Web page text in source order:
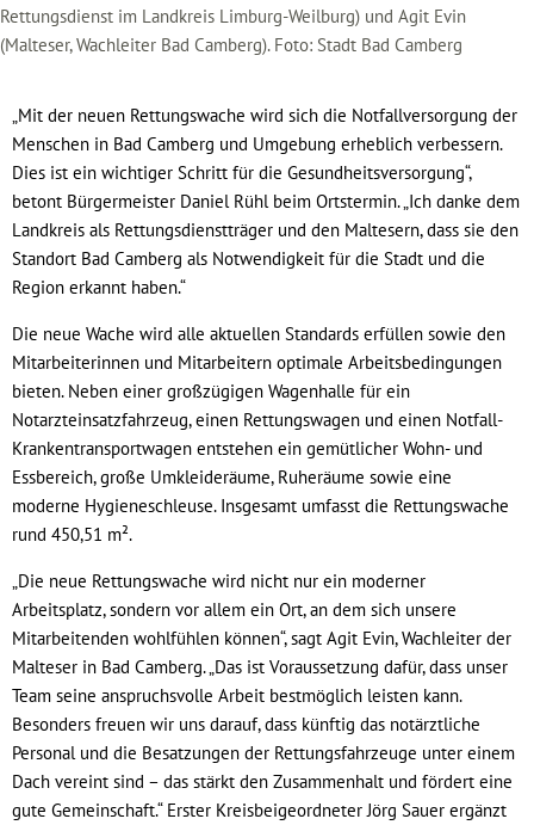
Rettungsdienst im Landkreis Limburg-Weilburg) und Agit Evin
(Malteser, Wachleiter Bad Camberg). Foto: Stadt Bad Camberg
„Mit der neuen Rettungswache wird sich die Notfallversorgung der
Menschen in Bad Camberg und Umgebung erheblich verbessern.
Dies ist ein wichtiger Schritt für die Gesundheitsversorgung“,
betont Bürgermeister Daniel Rühl beim Ortstermin. „Ich danke dem
Landkreis als Rettungsdienstträger und den Maltesern, dass sie den
Standort Bad Camberg als Notwendigkeit für die Stadt und die
Region erkannt haben.“
Die neue Wache wird alle aktuellen Standards erfüllen sowie den
Mitarbeiterinnen und Mitarbeitern optimale Arbeitsbedingungen
bieten. Neben einer großzügigen Wagenhalle für ein
Notarzteinsatzfahrzeug, einen Rettungswagen und einen Notfall-
Krankentransportwagen entstehen ein gemütlicher Wohn- und
Essbereich, große Umkleideräume, Ruheräume sowie eine
moderne Hygieneschleuse. Insgesamt umfasst die Rettungswache
rund 450,51 m².
„Die neue Rettungswache wird nicht nur ein moderner
Arbeitsplatz, sondern vor allem ein Ort, an dem sich unsere
Mitarbeitenden wohlfühlen können“, sagt Agit Evin, Wachleiter der
Malteser in Bad Camberg. „Das ist Voraussetzung dafür, dass unser
Team seine anspruchsvolle Arbeit bestmöglich leisten kann.
Besonders freuen wir uns darauf, dass künftig das notärztliche
Personal und die Besatzungen der Rettungsfahrzeuge unter einem
Dach vereint sind – das stärkt den Zusammenhalt und fördert eine
gute Gemeinschaft.“ Erster Kreisbeigeordneter Jörg Sauer ergänzt